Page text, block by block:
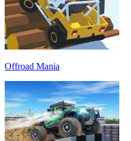
Offroad Mania